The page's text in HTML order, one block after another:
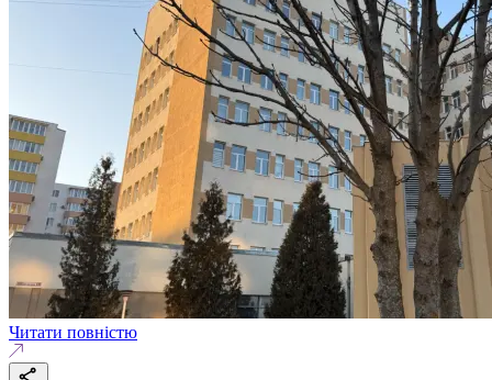
Читати повністю